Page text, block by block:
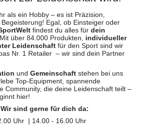
als ein Hobby – es ist Präzision,
Egal, ob Einsteiger oder
findest du alles für dein
über 84.000 Produkten, individueller
Leidenschaft für den Sport sind wir
Nr. 1 Retailer – wir sind dein Partner
und Gemeinschaft stehen bei uns
Top-Equipment, spannende
Community, die deine Leidenschaft teilt –
hier!
sind gerne für dich da:
Uhr | 14.00 - 16.00 Uhr